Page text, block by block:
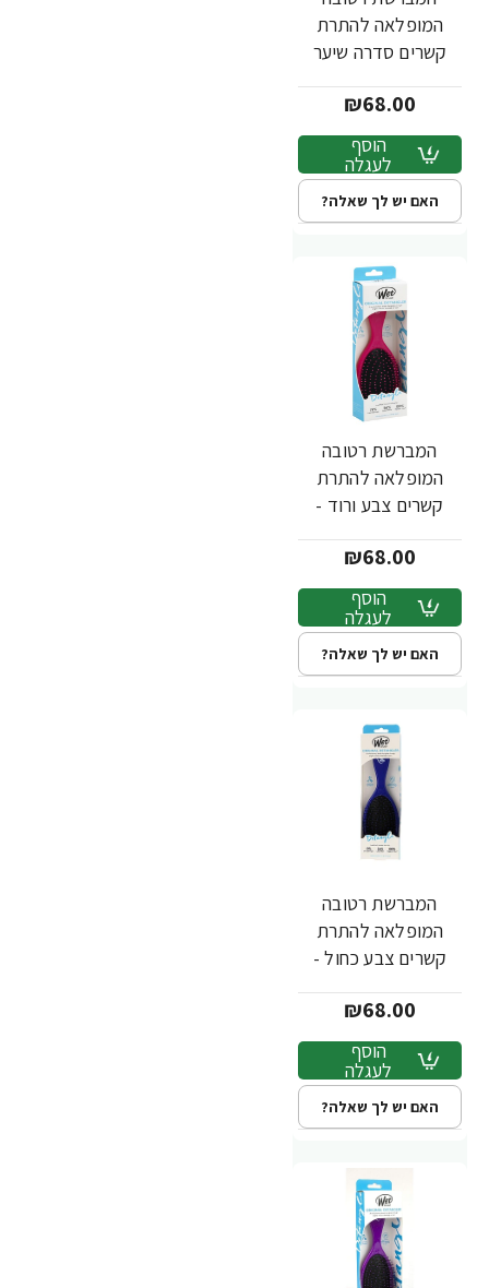
המופלאה להתרת
קשרים סדרה שיער
- מבית Wet Brush₪68.00
הוסף
לעגלה
האם יש לך שאלה?
המברשת רטובה
המופלאה להתרת
קשרים צבע ורוד -
₪68.00
הוסף
לעגלה
האם יש לך שאלה?
המברשת רטובה
המופלאה להתרת
קשרים צבע כחול -
₪68.00
הוסף
לעגלה
האם יש לך שאלה?